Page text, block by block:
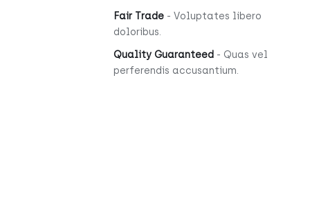
Fair Trade- Voluptates libero
doloribus.
Quality Guaranteed - Quas vel
perferendis accusantium.